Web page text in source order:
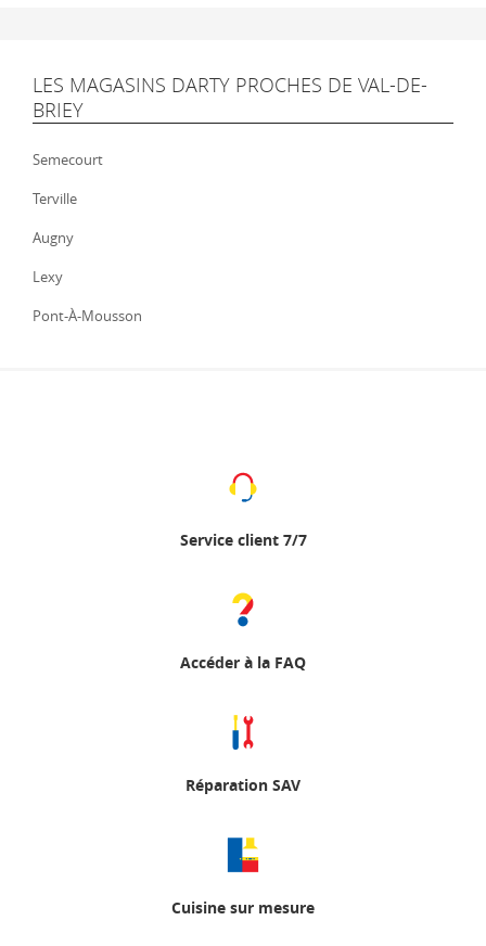
LES MAGASINS DARTY PROCHES DE VAL-DE-
BRIEY
Semecourt
Terville
Augny
Lexy
Pont-À-Mousson
Service client 7/7
Accéder à la FAQ
Réparation SAV
Cuisine sur mesure